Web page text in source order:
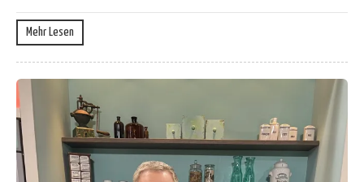
Mehr Lesen